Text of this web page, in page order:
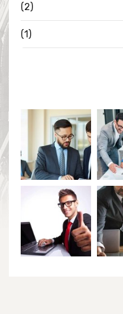
(2)
(1)